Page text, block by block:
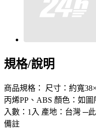
規格/說明
商品規格： 尺寸：約寬
丙烯PP、ABS 顏色：如
入數：1入 產地：台灣 ─
備註